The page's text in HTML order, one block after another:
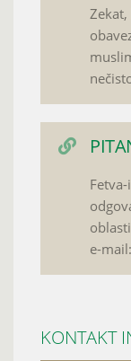
e-
KONTAKT